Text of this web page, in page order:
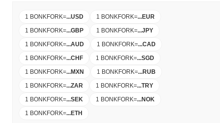
1 BONKFORK=...USD 1 BONKFORK=...EUR
1 BONKFORK=...GBP 1 BONKFORK=...JPY
1 BONKFORK=...AUD 1 BONKFORK=...CAD
1 BONKFORK=...CHF 1 BONKFORK=...SGD
1 BONKFORK=...MXN 1 BONKFORK=...RUB
1 BONKFORK=...ZAR 1 BONKFORK=...TRY
1 BONKFORK=...SEK 1 BONKFORK=...NOK
1 BONKFORK=...ETH